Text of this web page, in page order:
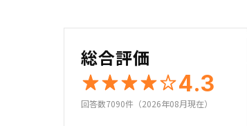
総合評価
4.3
回答数7090件（2026年08月現在）